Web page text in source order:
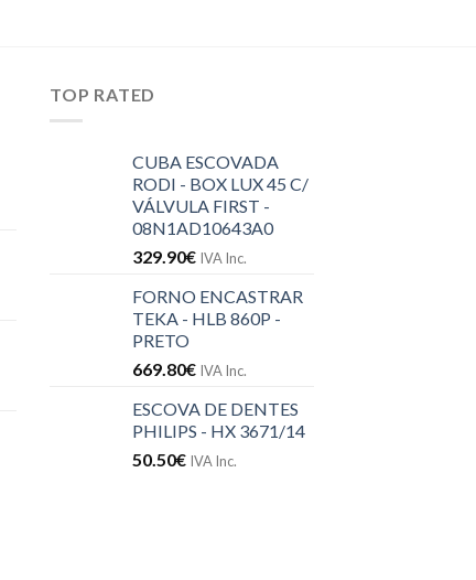
TOP RATED
CUBA ESCOVADA
RODI - BOX LUX 45 C/
VÁLVULA FIRST -
08N1AD10643A0
329.90€ IVA Inc.
FORNO ENCASTRAR
TEKA - HLB 860P -
PRETO
669.80€ IVA Inc.
ESCOVA DE DENTES
PHILIPS - HX 3671/14
50.50€ IVA Inc.